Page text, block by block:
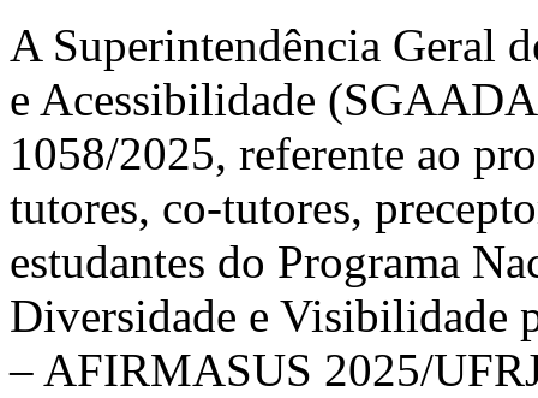
A Superintendência Geral
e Acessibilidade
1058/2025, referente ao
tutores, co-tutores,
estudantes do Programa
Diversidade e Visibilidade
– AFIRMASUS 2025/